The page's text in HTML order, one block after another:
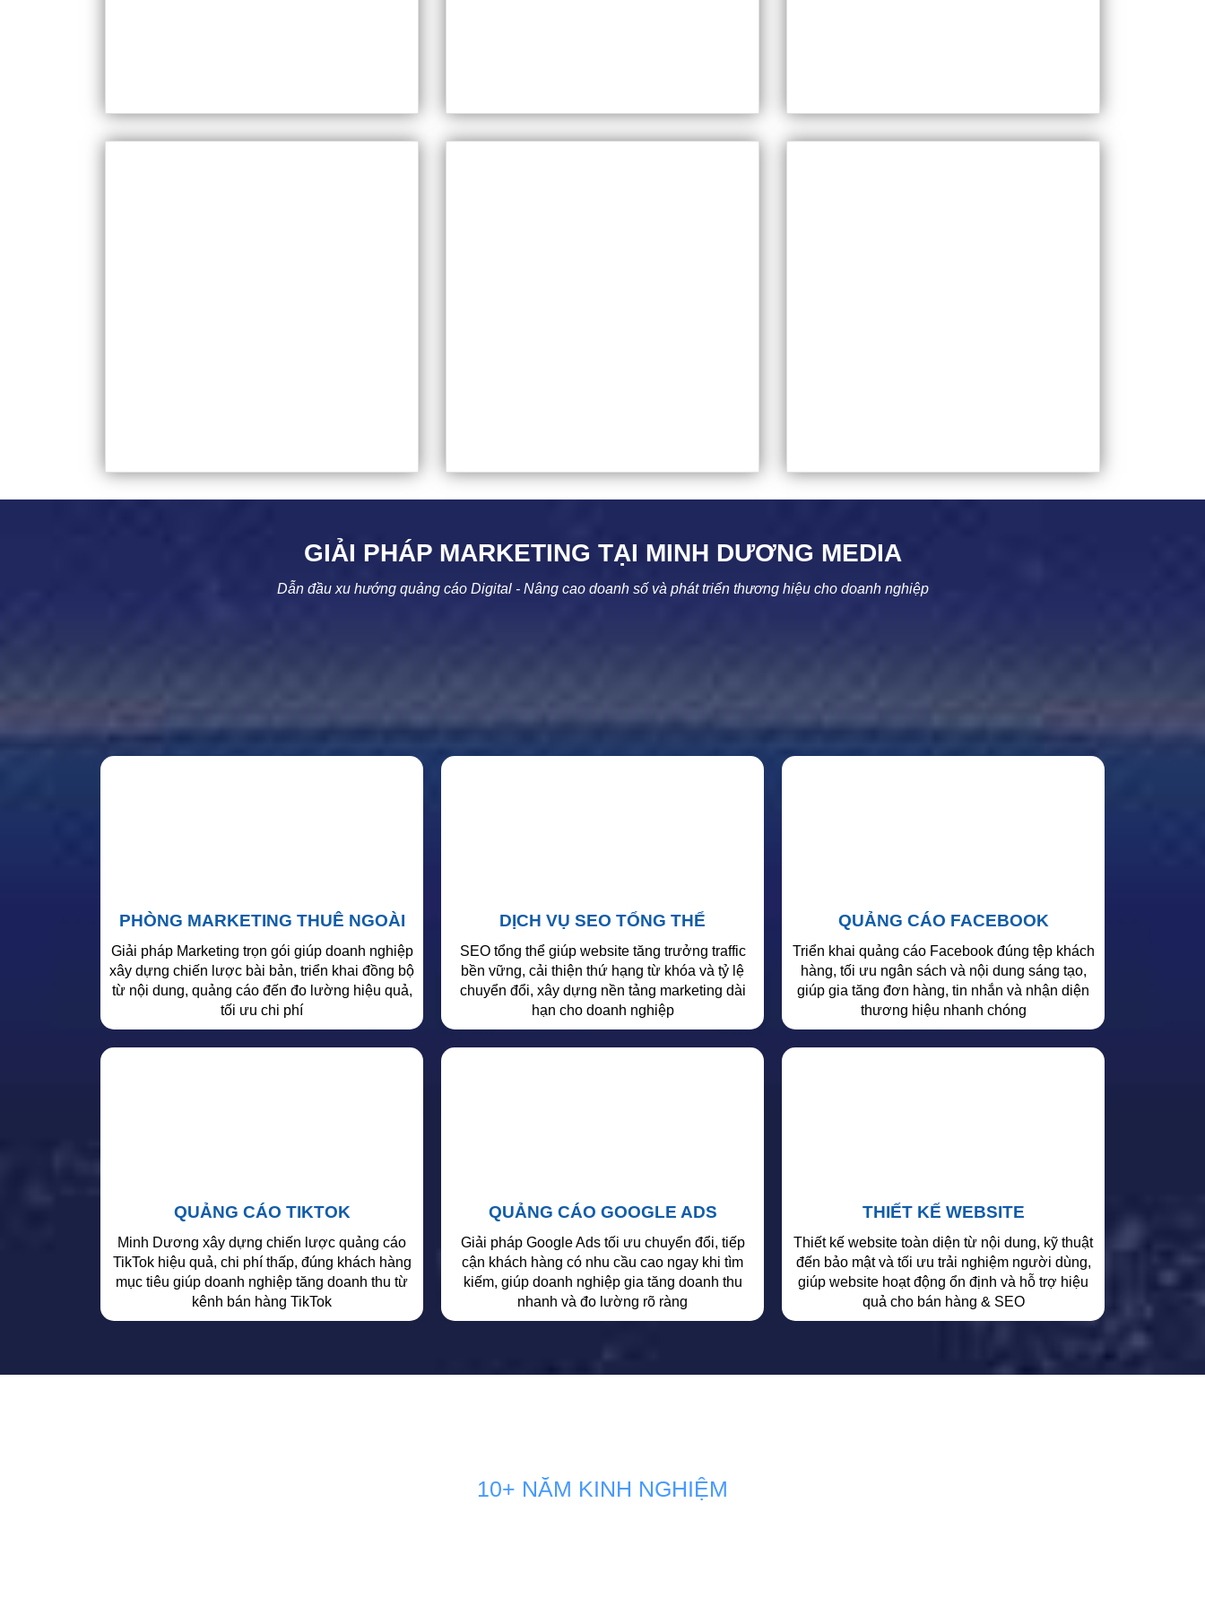
GIẢI PHÁP MARKETING TẠI MINH DƯƠNG MEDIA
Dẫn đầu xu hướng quảng cáo Digital - Nâng cao doanh số và phát triển thương hiệu cho doanh nghiệp
PHÒNG MARKETING THUÊ NGOÀI
Giải pháp Marketing trọn gói giúp doanh nghiệp
xây dựng chiến lược bài bản, triển khai đồng bộ
từ nội dung, quảng cáo đến đo lường hiệu quả,
tối ưu chi phí
DỊCH VỤ SEO TỔNG THỂ
SEO tổng thể giúp website tăng trưởng traffic
bền vững, cải thiện thứ hạng từ khóa và tỷ lệ
chuyển đổi, xây dựng nền tảng marketing dài
hạn cho doanh nghiệp
QUẢNG CÁO FACEBOOK
Triển khai quảng cáo Facebook đúng tệp khách
hàng, tối ưu ngân sách và nội dung sáng tạo,
giúp gia tăng đơn hàng, tin nhắn và nhận diện
thương hiệu nhanh chóng
QUẢNG CÁO TIKTOK
Minh Dương xây dựng chiến lược quảng cáo
TikTok hiệu quả, chi phí thấp, đúng khách hàng
mục tiêu giúp doanh nghiệp tăng doanh thu từ
kênh bán hàng TikTok
QUẢNG CÁO GOOGLE ADS
Giải pháp Google Ads tối ưu chuyển đổi, tiếp
cận khách hàng có nhu cầu cao ngay khi tìm
kiếm, giúp doanh nghiệp gia tăng doanh thu
nhanh và đo lường rõ ràng
THIẾT KẾ WEBSITE
Thiết kế website toàn diện từ nội dung, kỹ thuật
đến bảo mật và tối ưu trải nghiệm người dùng,
giúp website hoạt động ổn định và hỗ trợ hiệu
quả cho bán hàng & SEO
10+ NĂM KINH NGHIỆM